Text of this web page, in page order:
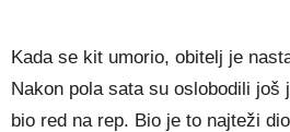
Kada se kit umorio, obitelj je
Nakon pola sata su oslobodili još
bio red na rep. Bio je to najteži